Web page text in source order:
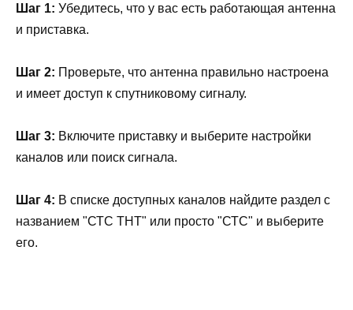
Шаг 1: Убедитесь, что у вас есть работающая антенна
и приставка.
Шаг 2: Проверьте, что антенна правильно настроена
и имеет доступ к спутниковому сигналу.
Шаг 3: Включите приставку и выберите настройки
каналов или поиск сигнала.
Шаг 4: В списке доступных каналов найдите раздел с
названием "СТС ТНТ" или просто "СТС" и выберите
его.